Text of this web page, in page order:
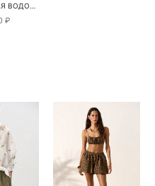
ТРИКОТАЖНАЯ ВОДОЛАЗКА ИЗ ШЕРСТИ МЕРИНОСА
₽